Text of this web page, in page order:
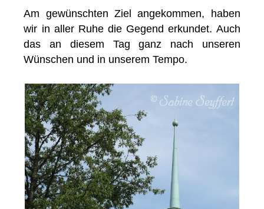
Am gewünschten Ziel angekommen, haben
wir in aller Ruhe die Gegend erkundet. Auch
das an diesem Tag ganz nach unseren
Wünschen und in unserem Tempo.